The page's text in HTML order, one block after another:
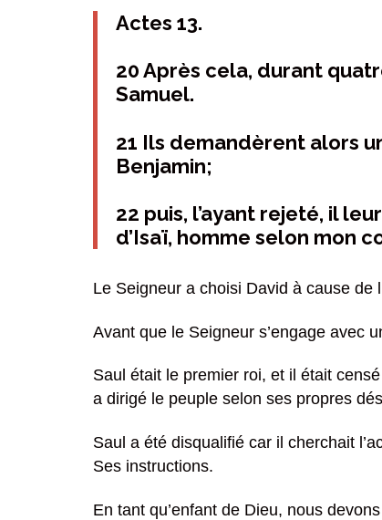
Actes 13.
20 Après cela, durant
Samuel.
21 Ils demandèrent alors
Benjamin;
22 puis, l’ayant rejeté, il
d’Isaï, homme selon mon
Le Seigneur a choisi David à cause de
Avant que le Seigneur s’engage avec
Saul était le premier roi, et il était
a dirigé le peuple selon ses propres
Saul a été disqualifié car il cherchait
Ses instructions.
En tant qu’enfant de Dieu, nous